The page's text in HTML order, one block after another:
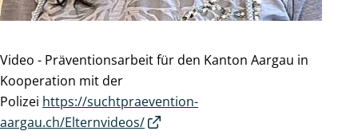
Video - Präventionsarbeit für den Kanton Aargau in
Kooperation mit der
Polizei https://suchtpraevention-
aargau.ch/Elternvideos/